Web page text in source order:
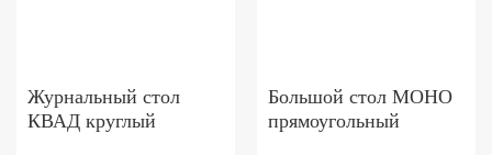
Журнальный стол
КВАД круглый
Большой стол МОНО
прямоугольный